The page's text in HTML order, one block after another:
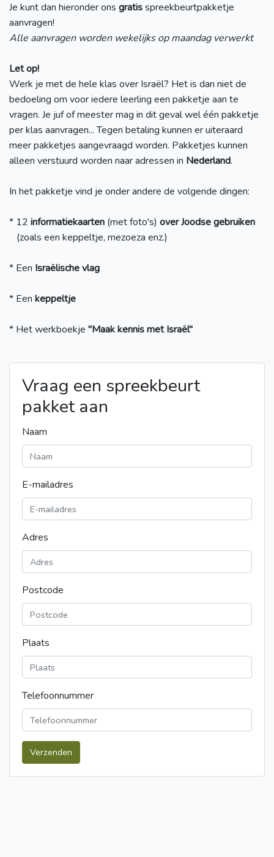
Je kunt dan hieronder ons gratisspreekbeurtpakketje
aanvragen!
Alle aanvragen worden wekelijks op maandag verwerkt
Let op!
Werk je met de hele klas over Israël? Het is dan niet de
bedoeling om voor iedere leerling een pakketje aan te
vragen. Je juf of meester mag in dit geval wel één pakketje
per klas aanvragen... Tegen betaling kunnen er uiteraard
meer pakketjes aangevraagd worden. Pakketjes kunnen
alleen verstuurd worden naar adressen in Nederland.
In het pakketje vind je onder andere de volgende dingen:
* 12 informatiekaarten (met foto's) over Joodse gebruiken
(zoals een keppeltje, mezoeza enz.)
* Een Israëlische vlag
* Een keppeltje
* Het werkboekje "Maak kennis met Israël"
Vraag een spreekbeurt
pakket aan
Naam
E-mailadres
Adres
Postcode
Plaats
Telefoonnummer
Verzenden